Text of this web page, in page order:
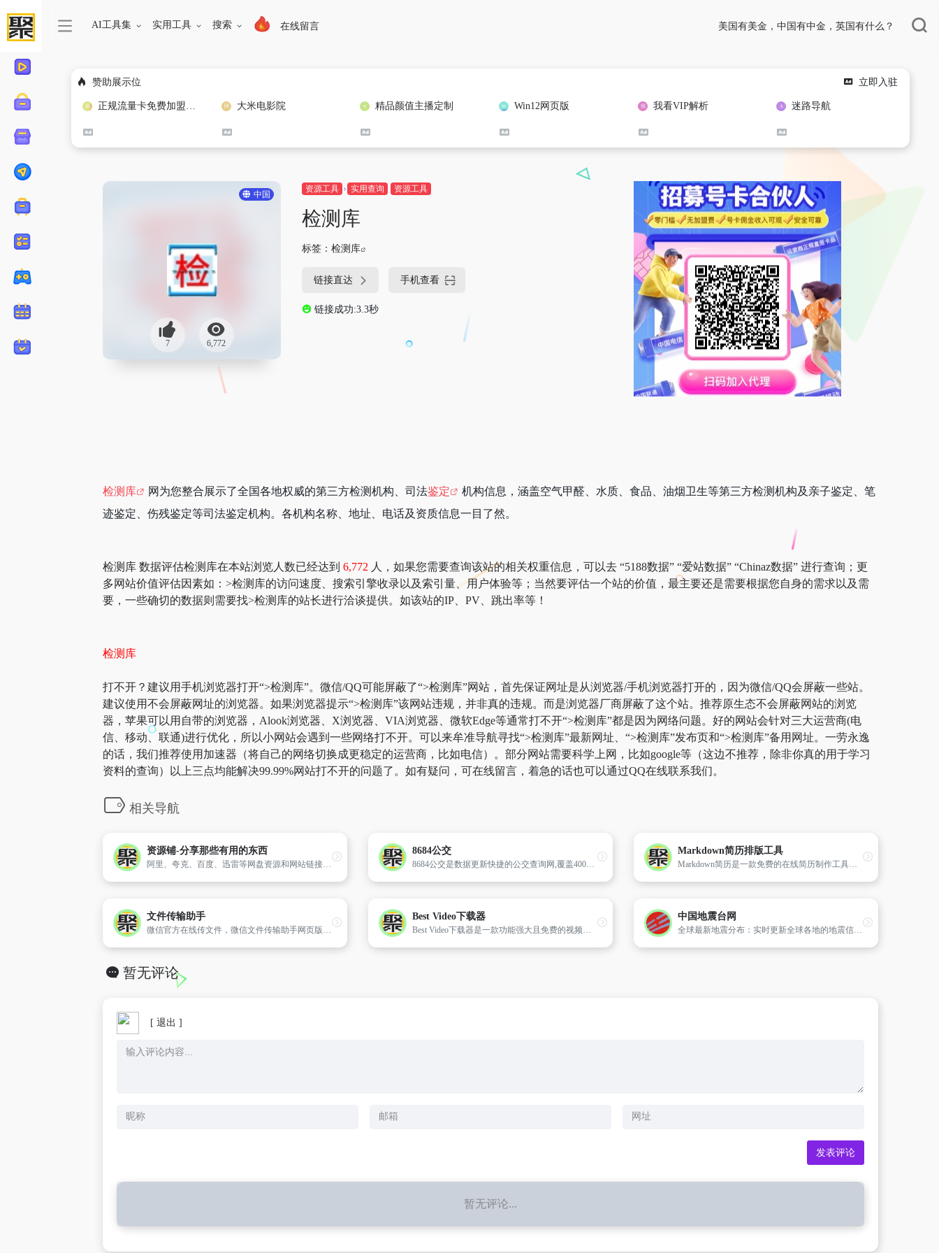
AI工具集 实用工具 搜索 在线留言 美国有美金，中国有中金，英国有什么？
赞助展示位 立即入驻
正规流量卡免费加盟合作 大米电影院 精品颜值主播定制 Win12网页版 我看VIP解析 迷路导航
中国
7 6,772
资源工具 实用查询 资源工具
检测库
标签： 检测库
链接直达 手机查看
链接成功:3.3秒
检测库 网为您整合展示了全国各地权威的第三方检测机构、司法鉴定
机构信息，涵盖空气甲醛、水质、食品、油烟卫生等第三方检测机构及亲子鉴定、笔
迹鉴定、伤残鉴定等司法鉴定机构。各机构名称、地址、电话及资质信息一目了然。
检测库 数据评估检测库在本站浏览人数已经达到 6,772 人，如果您需要查询该站的相关权重信息，可以去 “5188数据” “爱站数据” “Chinaz数据” 进行查询；更
多网站价值评估因素如：>检测库的访问速度、搜索引擎收录以及索引量、用户体验等；当然要评估一个站的价值，最主要还是需要根据您自身的需求以及需
要，一些确切的数据则需要找>检测库的站长进行洽谈提供。如该站的IP、PV、跳出率等！
检测库
打不开？建议用手机浏览器打开“>检测库”。微信/QQ可能屏蔽了“>检测库”网站，首先保证网址是从浏览器/手机浏览器打开的，因为微信/QQ会屏蔽一些站。
建议使用不会屏蔽网址的浏览器。如果浏览器提示“>检测库”该网站违规，并非真的违规。而是浏览器厂商屏蔽了这个站。推荐原生态不会屏蔽网站的浏览
器，苹果可以用自带的浏览器，Alook浏览器、X浏览器、VIA浏览器、微软Edge等通常打不开“>检测库”都是因为网络问题。好的网站会针对三大运营商(电
信、移动、联通)进行优化，所以小网站会遇到一些网络打不开。可以来牟准导航寻找“>检测库”最新网址、“>检测库”发布页和“>检测库”备用网址。一劳永逸
的话，我们推荐使用加速器（将自己的网络切换成更稳定的运营商，比如电信）。部分网站需要科学上网，比如google等（这边不推荐，除非你真的用于学习
资料的查询）以上三点均能解决99.99%网站打不开的问题了。如有疑问，可在线留言，着急的话也可以通过QQ在线联系我们。
相关导航
资源铺-分享那些有用的东西
阿里、夸克、百度、迅雷等网盘资源和网站链接分享站
8684公交
8684公交是数据更新快捷的公交查询网,覆盖400多个城市.提供公交车查询路线,公交车实时查询,公交车线路查询,公交线路,乘车路线查询,掌上公交,城市公交车来了等信息.
Markdown简历排版工具
Markdown简历是一款免费的在线简历制作工具，旨在通过简单的Markdown语法和丰富的模板选项，帮助用户快速创建出既专业又个性化的简历。
文件传输助手
微信官方在线传文件，微信文件传输助手网页版，使用手机微信扫码传输文件！
Best Video下载器
Best Video下载器是一款功能强大且免费的视频解析下载工具
中国地震台网
全球最新地震分布：实时更新全球各地的地震信息，提供最新的地震分布图。
暂无评论
[ 退出 ]
暂无评论...